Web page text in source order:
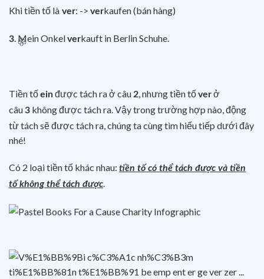
🌸
Khi tiền tố là ver: -> verkaufen (bán hàng)
3. Mein Onkelverkauft in Berlin Schuhe.
Tiền tốeinđược tách ra ở câu 2, nhưng tiền tốverở
câu3 không được tách ra. Vậy trong trường hợp nào, động
từ tách sẽ được tách ra, chúng ta cùng tìm hiểu tiếp dưới đây
nhé!
Có 2 loại tiền tố khác nhau: tiền tố có thể tách được và tiền
tố không thể tách được